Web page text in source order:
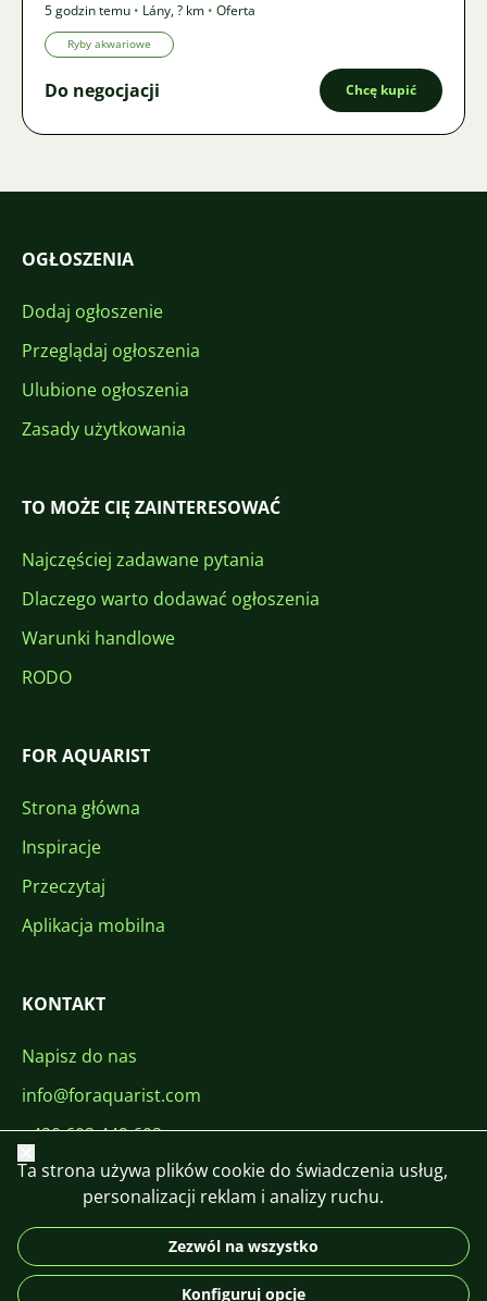
5 godzin temu • Lány,? km • Oferta
Ryby akwariowe
Do negocjacji Chcę kupić
OGŁOSZENIA
Dodaj ogłoszenie
Przeglądaj ogłoszenia
Ulubione ogłoszenia
Zasady użytkowania
TO MOŻE CIĘ ZAINTERESOWAĆ
Najczęściej zadawane pytania
Dlaczego warto dodawać ogłoszenia
Warunki handlowe
RODO
FOR AQUARIST
Strona główna
Inspiracje
Przeczytaj
Aplikacja mobilna
KONTAKT
Napisz do nas
info@foraquarist.com
+420 603 449 602
DE
Zamknij
Ta strona używa plików cookie do świadczenia usług,
personalizacji reklam i analizy ruchu.
Zezwól na wszystko
Konfiguruj opcje